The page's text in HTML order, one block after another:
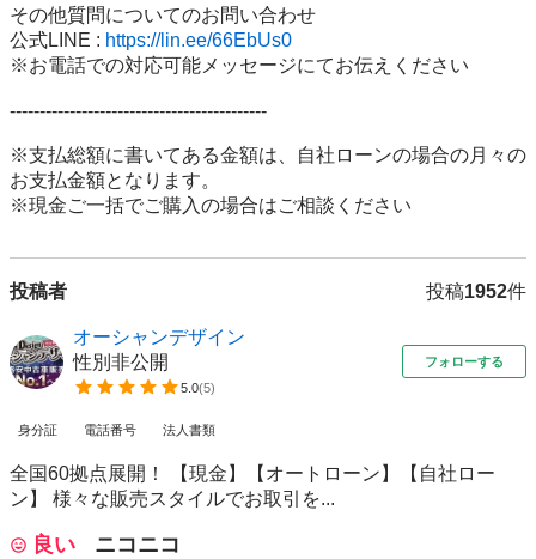
その他質問についてのお問い合わせ
公式LINE : https://lin.ee/66EbUs0
※お電話での対応可能メッセージにてお伝えください
-------------------------------------------
※支払総額に書いてある金額は、自社ローンの場合の月々の
お支払金額となります。
※現金ご一括でご購入の場合はご相談ください
投稿者 投稿1952件
オーシャンデザイン
性別非公開
5.0(5)
フォローする
身分証 電話番号 法人書類
全国60拠点展開！ 【現金】【オートローン】【自社ロー
ン】 様々な販売スタイルでお取引を...
良い
ニコニコ